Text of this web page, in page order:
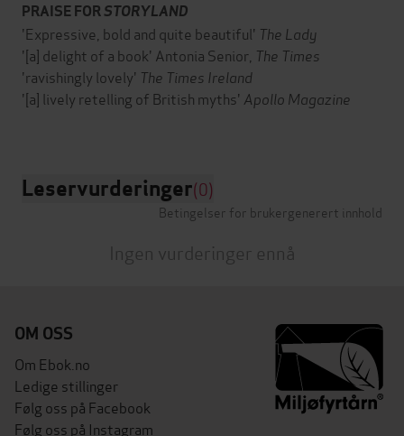
PRAISE FORSTORYLAND
'Expressive, bold and quite beautiful' The Lady
'[a] delight of a book' Antonia Senior, The Times
'ravishingly lovely' The Times Ireland
'[a] lively retelling of British myths' Apollo Magazine
Leservurderinger(0)
Betingelser for brukergenerert innhold
Ingen vurderinger ennå
OM OSS
Om Ebok.no
Ledige stillinger
Følg oss på Facebook
Følg oss på Instagram